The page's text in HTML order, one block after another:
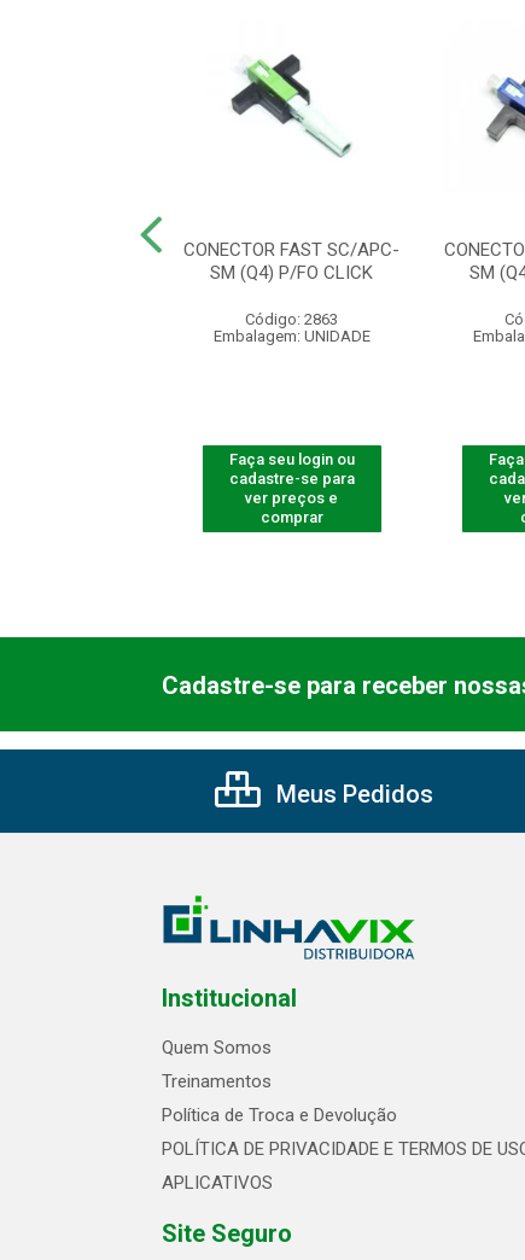
CONECTOR FAST SC/APC-
SM (Q4) P/FO CLICK
Código: 2863
Embalagem: UNIDADE
Faça seu login ou
cadastre-se para
ver preços e
comprar
SM
Cadastre-se para receber
Meus Pedidos
Institucional
Quem Somos
Treinamentos
Política de Troca e Devolução
POLÍTICA DE PRIVACIDADE E TERMOS DE
APLICATIVOS
Site Seguro